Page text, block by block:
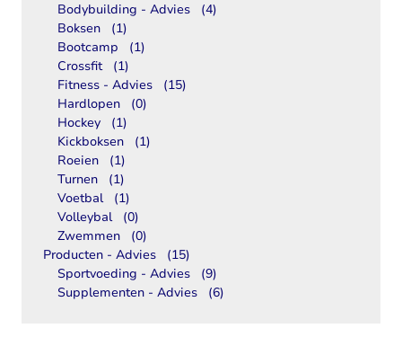
Bodybuilding - Advies
(4)
Boksen
(1)
Bootcamp
(1)
Crossfit
(1)
Fitness - Advies
(15)
Hardlopen
(0)
Hockey
(1)
Kickboksen
(1)
Roeien
(1)
Turnen
(1)
Voetbal
(1)
Volleybal
(0)
Zwemmen
(0)
Producten - Advies
(15)
Sportvoeding - Advies
(9)
Supplementen - Advies
(6)